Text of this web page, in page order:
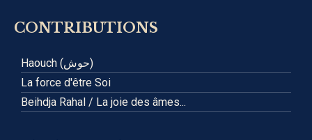
CONTRIBUTIONS
Haouch (حوش)
La force d'être Soi
Beihdja Rahal / La joie des âmes...